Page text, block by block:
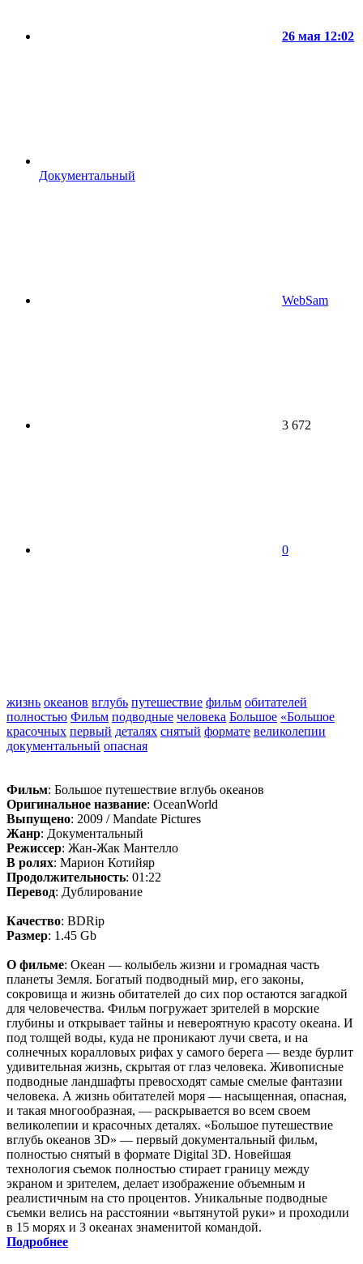
26 мая 12:02
Документальный
WebSam
3 672
0
жизнь океанов вглубь путешествие фильм обитателей
полностью Фильм подводные человека Большое «Большое
красочных первый деталях снятый формате великолепии
документальный опасная
Фильм: Большое путешествие вглубь океанов
Оригинальное название: OceanWorld
Выпущено: 2009 / Mandate Pictures
Жанр: Документальный
Режиссер: Жан-Жак Мантелло
В ролях: Марион Котийяр
Продолжительность: 01:22
Перевод: Дублирование
Качество: BDRip
Размер: 1.45 Gb
О фильме: Океан — колыбель жизни и громадная часть
планеты Земля. Богатый подводный мир, его законы,
сокровища и жизнь обитателей до сих пор остаются загадкой
для человечества. Фильм погружает зрителей в морские
глубины и открывает тайны и невероятную красоту океана. И
под толщей воды, куда не проникают лучи света, и на
солнечных коралловых рифах у самого берега — везде бурлит
удивительная жизнь, скрытая от глаз человека. Живописные
подводные ландшафты превосходят самые смелые фантазии
человека. А жизнь обитателей моря — насыщенная, опасная,
и такая многообразная, — раскрывается во всем своем
великолепии и красочных деталях. «Большое путешествие
вглубь океанов 3D» — первый документальный фильм,
полностью снятый в формате Digital 3D. Новейшая
технология съемок полностью стирает границу между
экраном и зрителем, делает изображение объемным и
реалистичным на сто процентов. Уникальные подводные
съемки велись на расстоянии «вытянутой руки» и проходили
в 15 морях и 3 океанах знаменитой командой.
Подробнее